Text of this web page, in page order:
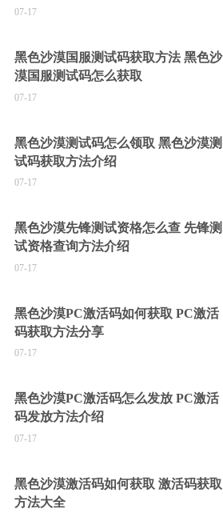
07-17
黑色沙漠国服测试码获取方法 黑色沙
漠国服测试码怎么获取
07-17
黑色沙漠测试码怎么领取 黑色沙漠测
试码获取方法介绍
07-17
黑色沙漠先锋测试资格怎么查 先锋测
试资格查询方法介绍
07-17
黑色沙漠PC激活码如何获取 PC激活
码获取方法分享
07-17
黑色沙漠PC激活码怎么发放 PC激活
码发放方法介绍
07-17
黑色沙漠激活码如何获取 激活码获取
方法大全